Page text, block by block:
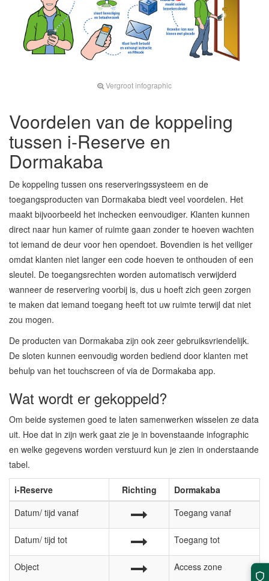
Vergroot infographic
Voordelen van de koppeling
tussen i-Reserve en
Dormakaba
De koppeling tussen ons reserveringssysteem en de
toegangsproducten van Dormakaba biedt veel voordelen. Het
maakt bijvoorbeeld het inchecken eenvoudiger. Klanten kunnen
direct naar hun kamer of ruimte gaan zonder te hoeven wachten
tot iemand de deur voor hen opendoet. Bovendien is het veiliger
omdat klanten niet langer een code hoeven te onthouden of een
sleutel. De toegangsrechten worden automatisch verwijderd
wanneer de reservering voorbij is, dus u hoeft zich geen zorgen
te maken dat iemand toegang heeft tot uw ruimte terwijl dat niet
zou mogen.
De producten van Dormakaba zijn ook zeer gebruiksvriendelijk.
De sloten kunnen eenvoudig worden bediend door klanten met
behulp van het touchscreen of via de Dormakaba app.
Wat wordt er gekoppeld?
Om beide systemen goed te laten samenwerken wisselen ze data
uit. Hoe dat in zijn werk gaat zie je in bovenstaande infographic
en welke gegevens worden verstuurd kun je zien in onderstaande
tabel.
i-Reserve Richting
Dormakaba
Datum/ tijd vanaf
Toegang vanaf
Datum/ tijd tot Toegang tot
Object Access zone